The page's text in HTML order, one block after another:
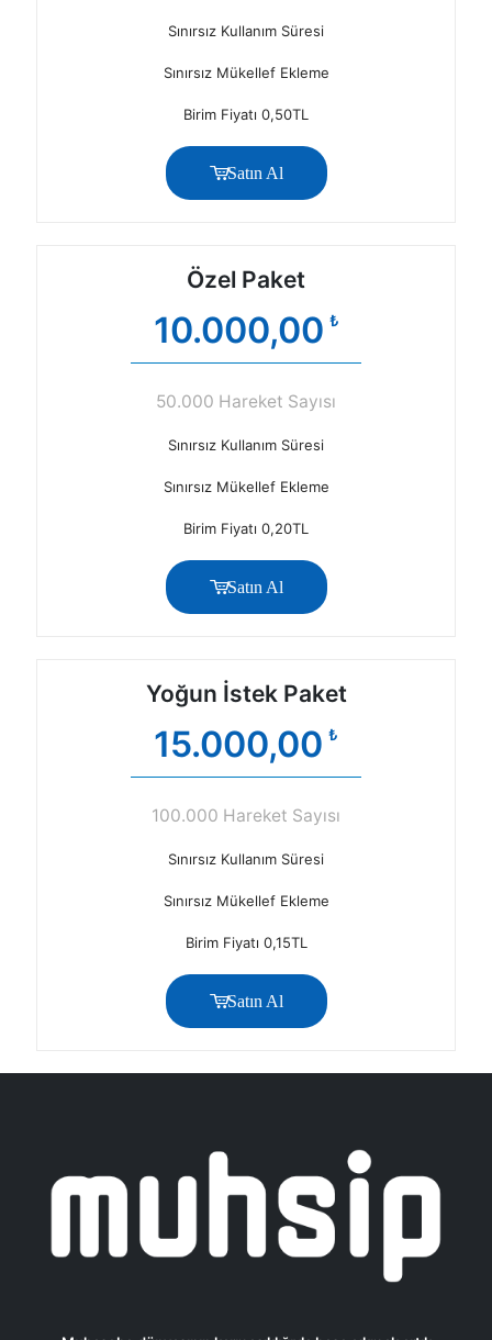
Sınırsız Kullanım Süresi
Sınırsız Mükellef Ekleme
Birim Fiyatı 0,50TL
Satın Al
Özel Paket
10.000,00 ₺
50.000 Hareket Sayısı
Sınırsız Kullanım Süresi
Sınırsız Mükellef Ekleme
Birim Fiyatı 0,20TL
Satın Al
Yoğun İstek Paket
15.000,00 ₺
100.000 Hareket Sayısı
Sınırsız Kullanım Süresi
Sınırsız Mükellef Ekleme
Birim Fiyatı 0,15TL
Satın Al